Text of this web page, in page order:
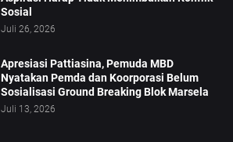
Sosial
Juli 26, 2026
Apresiasi Pattiasina, Pemuda MBD
Nyatakan Pemda dan Koorporasi Belum
Sosialisasi Ground Breaking Blok Marsela
Juli 13, 2026